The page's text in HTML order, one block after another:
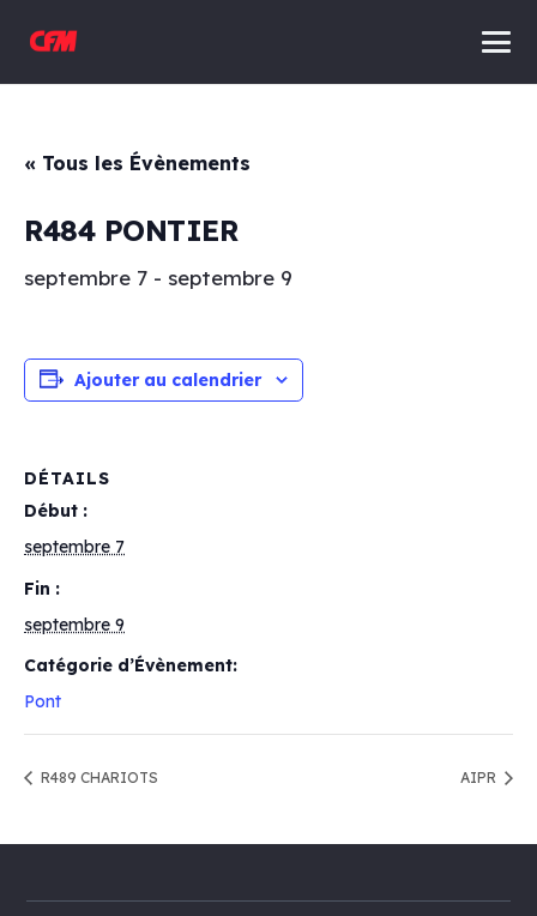
« Tous les Évènements
R484 PONTIER
septembre 7 - septembre 9
Ajouter au calendrier
DÉTAILS
Début :
septembre 7
Fin :
septembre 9
Catégorie d’Évènement:
Pont
R489 CHARIOTS AIPR